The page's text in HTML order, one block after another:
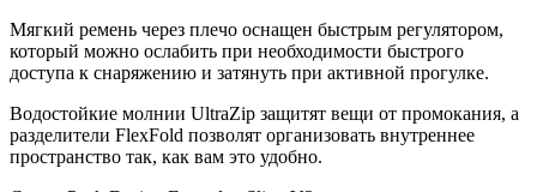
Мягкий ремень через плечо оснащен быстрым регулятором,
который можно ослабить при необходимости быстрого
доступа к снаряжению и затянуть при активной прогулке.
Водостойкие молнии UltraZip защитят вещи от промокания, а
разделители FlexFold позволят организовать внутреннее
пространство так, как вам это удобно.